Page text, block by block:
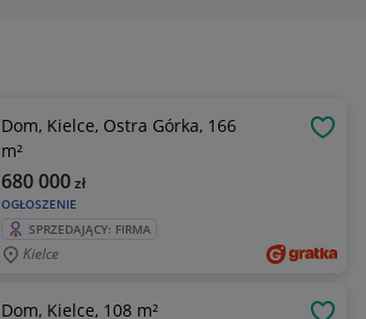
Dom, Kielce, Ostra Górka, 166
m²
OGŁOSZENIE
680 000zł
SPRZEDAJĄCY: FIRMA
Kielce
Dom, Kielce, 108 m²